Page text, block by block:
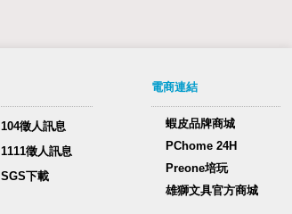
104徵人訊息
1111徵人訊息
SGS下載
電商連結
蝦皮品牌商城
PChome 24H
Preone培玩
雄獅文具官方商城